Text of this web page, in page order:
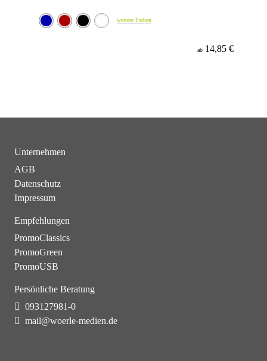
weitere Farben
ab 14,85 €
Unternehmen
AGB
Datenschutz
Impressum
Empfehlungen
PromoClassics
PromoGreen
PromoUSB
Persönliche Beratung
093127981-0
mail@woerle-medien.de